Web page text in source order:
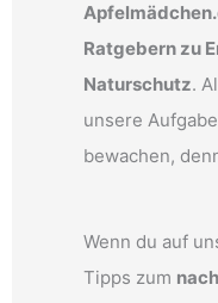
Ratgebern zu
Naturschutz.
unsere
bewachen,
Wenn du auf
Tipps zum